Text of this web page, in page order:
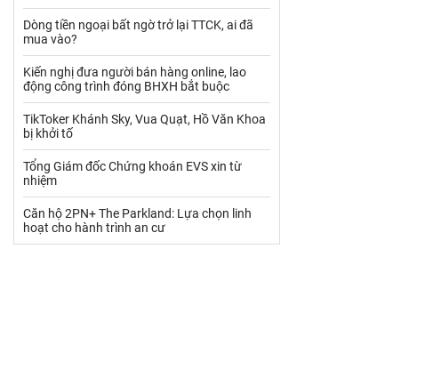
Sữa
Than Thức ăn chăn nuôi
Thủy hải sản khác Tôm
Vàng
VLXD khác Xăng dầu
Xi măng - Clynker
Dòng tiền ngoại bất ngờ trở lại TTCK, ai đã
mua vào?
Kiến nghị đưa người bán hàng online, lao
động công trình đóng BHXH bắt buộc
TikToker Khánh Sky, Vua Quạt, Hồ Văn Khoa
bị khởi tố
Tổng Giám đốc Chứng khoán EVS xin từ
nhiệm
Căn hộ 2PN+ The Parkland: Lựa chọn linh
hoạt cho hành trình an cư